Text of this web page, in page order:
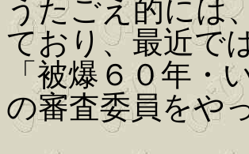
うたごえ的には、
ており、最近で
「被爆６０年・
の審査委員をや